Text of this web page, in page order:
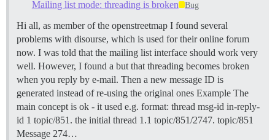
Mailing list mode: threading is broken Bug
Hi all, as member of the openstreetmap I found several
problems with disourse, which is used for their online forum
now. I was told that the mailing list interface should work very
well. However, I found a but that threading becomes broken
when you reply by e-mail. Then a new message ID is
generated instead of re-using the original ones Example The
main concept is ok - it used e.g. format: thread msg-id in-reply-
id 1 topic/851. the initial thread 1.1 topic/851/2747. topic/851
Message 274…